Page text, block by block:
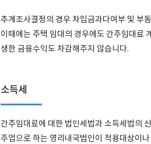
추계조사결정의 경우 차입금과다여부 및 부
이때에는 주택 임대의 경우에도 간주임대료
생한 금융수익도 차감해주지 않습니다.
소득세
간주임대료에 대한 법인세법과 소득세법의
주업으로 하는 영리내국법인이 적용대상이